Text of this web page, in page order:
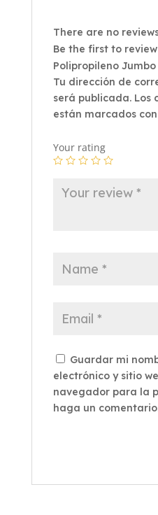
There are no
Be the first to
Polipropileno Jumbo
Tu dirección de
será publicada. Los
están marcados con
Your rating
Guardar mi
electrónico y sitio
navegador para la
haga un